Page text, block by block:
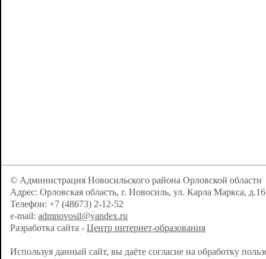
© Администрация Новосильского района Орловской области
Адрес: Орловская область, г. Новосиль, ул. Карла Маркса, д.16
Телефон: +7 (48673) 2-12-52
e-mail: admnovosil@yandex.ru
Разработка сайта - Центр интернет-образования
Используя данный сайт, вы даёте согласие на обработку